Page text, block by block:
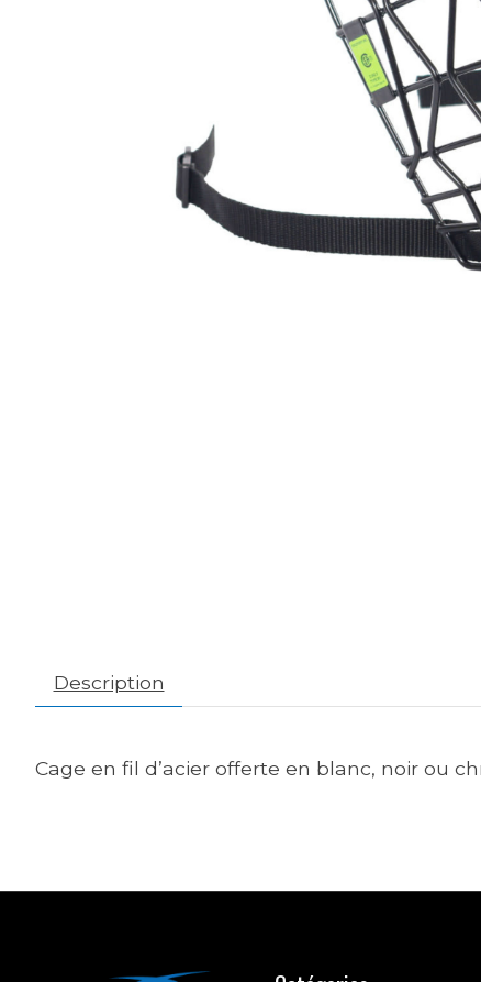
Description
Cage en fil d’acier offerte en blanc, noir ou